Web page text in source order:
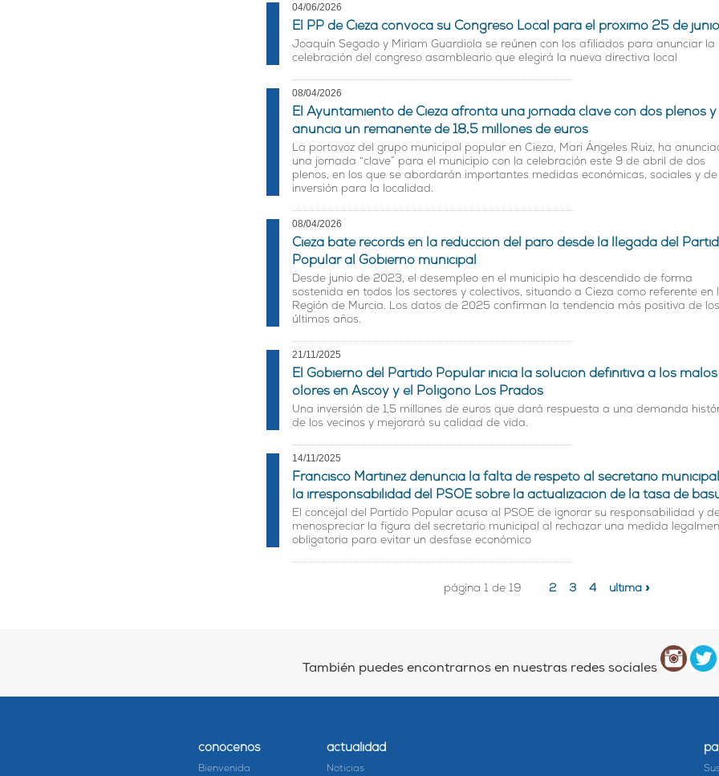
04/06/2026
El PP de Cieza convoca su Congreso Local para el próximo 25 de junio
Joaquín Segado y Miriam Guardiola se reúnen con los afiliados para anunciar la
celebración del congreso asambleario que elegirá la nueva directiva local
08/04/2026
El Ayuntamiento de Cieza afronta una jornada clave con dos plenos y
anuncia un remanente de 18,5 millones de euros
La portavoz del grupo municipal popular en Cieza, Mari Ángeles Ruiz, ha
una jornada “clave” para el municipio con la celebración este 9 de abril de dos
plenos, en los que se abordarán importantes medidas económicas, sociales y de
inversión para la localidad.
08/04/2026
Cieza bate récords en la reducción del paro desde la llegada del
Popular al Gobierno municipal
Desde junio de 2023, el desempleo en el municipio ha descendido de forma
sostenida en todos los sectores y colectivos, situando a Cieza como referente en
Región de Murcia. Los datos de 2025 confirman la tendencia más positiva de los
últimos años.
21/11/2025
El Gobierno del Partido Popular inicia la solución definitiva a los malos
olores en Ascoy y el Polígono Los Prados
Una inversión de 1,5 millones de euros que dará respuesta a una demanda
de los vecinos y mejorará su calidad de vida.
14/11/2025
Francisco Martínez denuncia la falta de respeto al secretario
la irresponsabilidad del PSOE sobre la actualización de la tasa de
El concejal del Partido Popular acusa al PSOE de ignorar su responsabilidad y
menospreciar la figura del secretario municipal al rechazar una medida
obligatoria para evitar un desfase económico
página 1 de 19 2 3 4 última »
También puedes encontrarnos en nuestras redes sociales
conócenos
Bienvenida
actualidad
Noticias